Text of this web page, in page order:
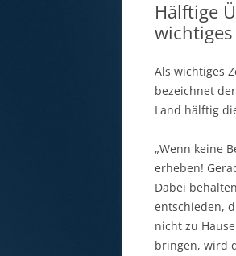
Hälftige
Als wichtiges
bezeichnet
Land hälftig
„Wenn keine
erheben!
Dabei
entschieden,
nicht zu
bringen, wird